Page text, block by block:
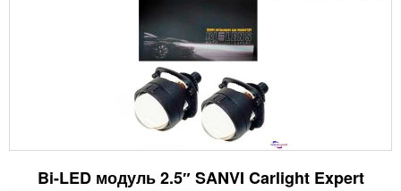
Bi-LED модуль 2.5″ SANVI Carlight Expert